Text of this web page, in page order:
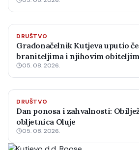
DRUŠTVO
Gradonačelnik Kutjeva uputio
braniteljima i njihovim
05. 08. 2026.
DRUŠTVO
Dan ponosa i zahvalnosti:
obljetnica Oluje
05. 08. 2026.